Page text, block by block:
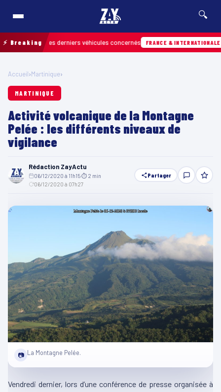
🔍
⚡ Breakingles derniers véhicules concernés FRANCE & INTERNATIONALE Hier
Accueil›Martinique›
MARTINIQUE
Activité volcanique de la Montagne
Pelée : les différents niveaux de
vigilance
Rédaction ZayActu
06/12/2020 à 11h15⏱ 2 min
06/12/2020 à 07h27
Partager
📷 La Montagne Pelée.
Vendredi dernier, lors d’une conférence de presse organisée à